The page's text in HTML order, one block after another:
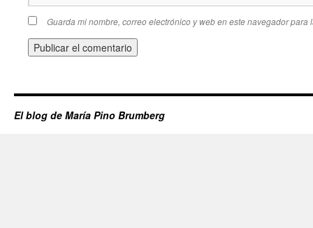
Guarda mi nombre, correo electrónico y web en este navegador para
El blog de María Pino Brumberg